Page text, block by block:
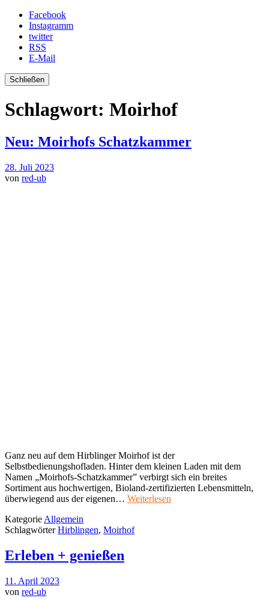
Facebook
Instagramm
twitter
RSS
E-Mail
Schließen
Schlagwort: Moirhof
Neu: Moirhofs Schatzkammer
28. Juli 2023
von red-ub
Ganz neu auf dem Hirblinger Moirhof ist der
Selbstbedienungshofladen. Hinter dem kleinen Laden mit dem
Namen „Moirhofs-Schatzkammer” verbirgt sich ein breites
Sortiment aus hochwertigen, Bioland-zertifizierten Lebensmitteln,
überwiegend aus der eigenen… Weiterlesen
Kategorie Allgemein
SchlagwörterHirblingen, Moirhof
Erleben + genießen
11. April 2023
von red-ub